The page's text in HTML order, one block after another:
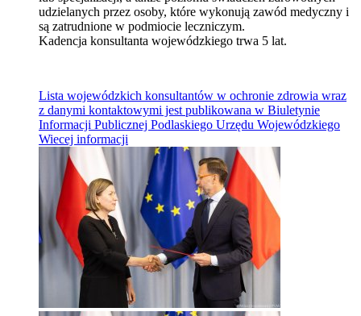
udzielanych przez osoby, które wykonują zawód medyczny i
są zatrudnione w podmiocie leczniczym.
Kadencja konsultanta wojewódzkiego trwa 5 lat.
Lista wojewódzkich konsultantów w ochronie zdrowia wraz
z danymi kontaktowymi jest publikowana w Biuletynie
Informacji Publicznej Podlaskiego Urzędu Wojewódzkiego
Wiecej informacji